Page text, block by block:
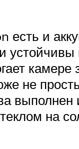
есть и
не
на